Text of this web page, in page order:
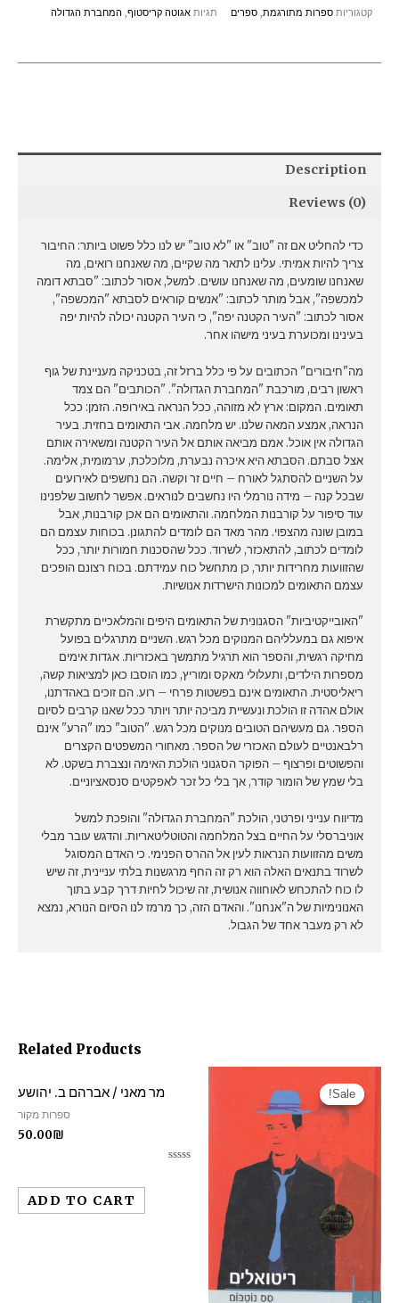
Related Products
Sale!
Sale! מר מאני / אברהם ב. יהושע
ספרות מקור
50.00₪
ADD TO CART
קטגוריות ספרות מתורגמת, ספרים תגיות אגוטה קריסטוף, המחברת הגדולה
Description
Reviews (0)
כדי להחליט אם זה "טוב" או "לא טוב" יש לנו כלל פשוט ביותר: החיבור
צריך להיות אמיתי. עלינו לתאר מה שקיים, מה שאנחנו רואים, מה
שאנחנו שומעים, מה שאנחנו עושים. למשל, אסור לכתוב: "סבתא דומה
למכשפה", אבל מותר לכתוב: "אנשים קוראים לסבתא "המכשפה",
אסור לכתוב: "העיר הקטנה יפה", כי העיר הקטנה יכולה להיות יפה
בעינינו ומכוערת בעיני מישהו אחר.
מה"חיבורים" הכתובים על פי כלל ברזל זה, בטכניקה מעניינת של גוף
ראשון רבים, מורכבת "המחברת הגדולה". "הכותבים" הם צמד
תאומים. המקום: ארץ לא מזוהה, ככל הנראה באירופה. הזמן: ככל
הנראה, אמצע המאה שלנו. יש מלחמה. אבי התאומים בחזית. בעיר
הגדולה אין אוכל. אמם מביאה אותם אל העיר הקטנה ומשאירה אותם
אצל סבתם. הסבתא היא איכרה נבערת, מלוכלכת, ערמומית, אלימה.
על השניים להסתגל לאורח – חיים זר וקשה. הם נחשפים לאירועים
שבכל קנה – מידה נורמלי היו נחשבים לנוראים. אפשר לחשוב שלפנינו
עוד סיפור על קורבנות המלחמה. והתאומים הם אכן קורבנות, אבל
במובן שונה מהצפוי. מהר מאד הם לומדים להתגונן. בכוחות עצמם הם
לומדים לכתוב, להתאכזר, לשרוד. ככל שהסכנות חמורות יותר, ככל
שהזוועות מחרידות יותר, כן מתחשל כוח עמידתם. בכוח רצונם הופכים
עצמם התאומים למכונות הישרדות אנושיות.
"האובייקטיביות" הסגנונית של התאומים היפים והמלאכיים מתקשרת
איפוא גם במעלליהם המנוקים מכל רגש. השניים מתרגלים בפועל
מחיקה רגשית, והספר הוא תרגיל מתמשך באכזריות. אגדות אימים
מספרות הילדים, ותעלולי מאקס ומוריץ, כמו הוסבו כאן למציאות קשה,
ריאליסטית. התאומים אינם בפשטות פרחי – רוע. הם זוכים באהדתנו,
אולם אהדה זו הולכת ונעשיית מביכה יותר ויותר ככל שאנו קרבים לסיום
הספר. גם מעשיהם הטובים מנוקים מכל רגש. "הטוב" כמו "הרע" אינם
רלבאנטיים לעולם האכזרי של הספר. מאחורי המשפטים הקצרים
והפשוטים ופרצוף – הפוקר הסגנוני הולכת האימה ונצברת בשקט. לא
בלי שמץ של הומור קודר, אך בלי כל זכר לאפקטים סנסאציוניים.
מדיווח ענייני ופרטני, הולכת "המחברת הגדולה" והופכת למשל
אוניברסלי על החיים בצל המלחמה והטוטליטאריות. והדגש עובר מבלי
משים מהזוועות הנראות לעין אל ההרס הפנימי. כי האדם המסוגל
לשרוד בתנאים האלה הוא רק זה החף מרגשנות בלתי עניינית, זה שיש
לו כוח להתכחש לאוחווה אנושית, זה שיכול לחיות דרך קבע בתוך
האנונימיות של ה"אנחנו". והאדם הזה, כך מרמז לנו הסיום הנורא, נמצא
לא רק מעבר אחד של הגבול.